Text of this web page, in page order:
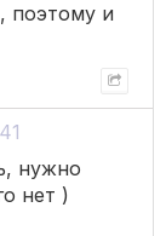
поэтому и
нужно
нет )